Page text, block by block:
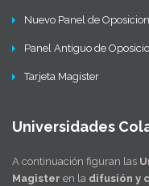
Nuevo Panel de
Panel Antiguo de
Tarjeta Magister
Universidades
A continuación figuran las
Magister en la difusión y